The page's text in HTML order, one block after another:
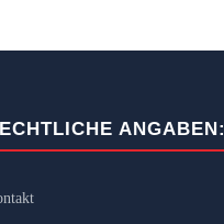
ANGABEN: